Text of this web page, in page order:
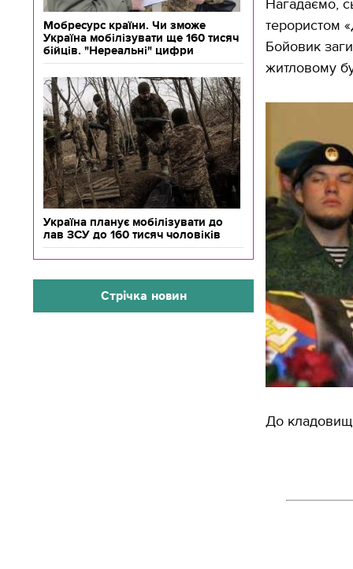
Мобресурс країни. Чи зможе
Україна мобілізувати ще 160 тисяч
бійців. "Нереальні" цифри
Україна планує мобілізувати до
лав ЗСУ до 160 тисяч чоловіків
Стрічка новин
Нагадаємо,
терористом
Бойовик
житловому
До